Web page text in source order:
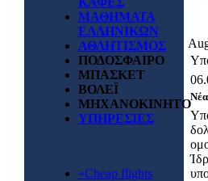
ΜΑΘΗΜΑΤΑ
ΕΛΛΗΝΙΚΩΝ
ΑΘΛΗΤΙΣΜΟΣ
ΠΟΔΟΣΦΑΙΡΟ
ΜΠΑΣΚΕΤ
ΒΟΛΕΪ
ΜΗΧΑΝΟΚΙΝΗΤΟ
ΥΠΗΡΕΣΙΕΣ
«Cheap flights